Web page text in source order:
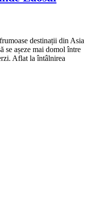
destinații din Asia
se așeze mai domol între
Aflat la întâlnirea